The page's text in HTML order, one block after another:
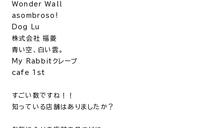
Wonder Wall
asombroso!
Dog Lu
株式会社 福菱
青い空、白い雲。
My Rabbitクレープ
cafe 1st
すごい数ですね！！
知っている店舗はありましたか？